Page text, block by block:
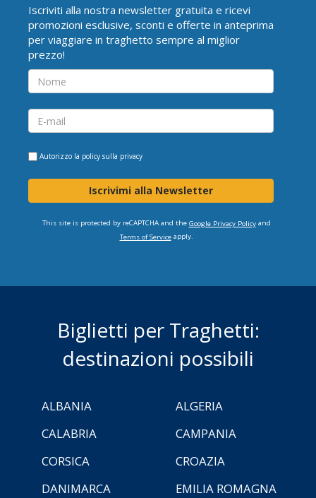
Iscriviti alla nostra newsletter gratuita e ricevi
promozioni esclusive, sconti e offerte in anteprima
per viaggiare in traghetto sempre al miglior
prezzo!
Autorizzo la policy sulla privacy
Iscrivimi alla Newsletter
This site is protected by reCAPTCHA and the Google Privacy Policyand
Terms of Serviceapply.
Biglietti per Traghetti:
destinazioni possibili
ALBANIA
ALGERIA
CALABRIA
CAMPANIA
CORSICA
CROAZIA
DANIMARCA
EMILIA ROMAGNA